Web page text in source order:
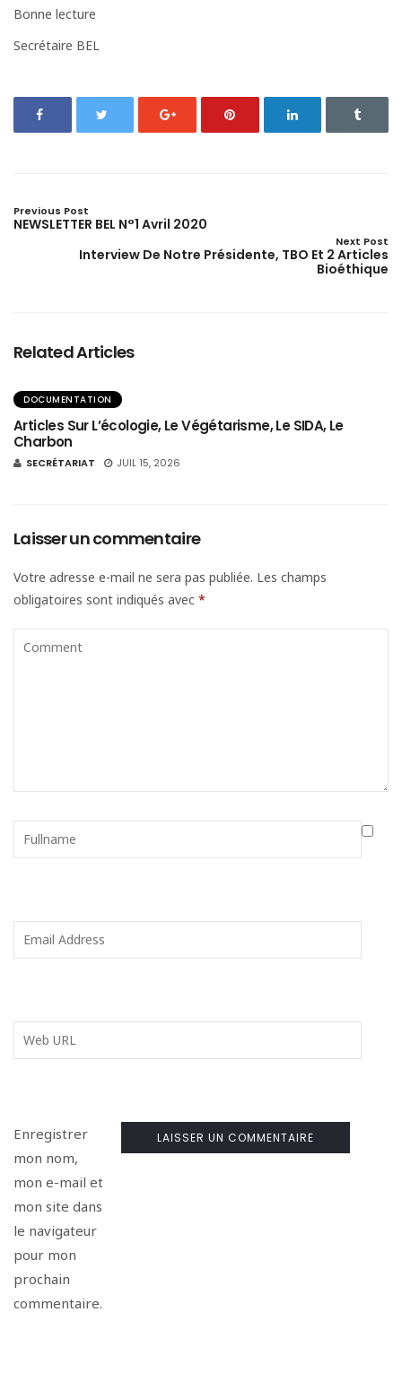
Bonne lecture
Secrétaire BEL
Previous Post
NEWSLETTER BEL N°1 Avril 2020
Next Post
Interview De Notre Présidente, TBO Et 2 Articles
Bioéthique
Related Articles
DOCUMENTATION
Articles Sur L’écologie, Le Végétarisme, Le SIDA, Le
Charbon
SECRÉTARIAT JUIL 15, 2026
Laisser un commentaire
Votre adresse e-mail ne sera pas publiée. Les champs
obligatoires sont indiqués avec *
Enregistrer
mon nom,
mon e-mail et
mon site dans
le navigateur
pour mon
prochain
commentaire.